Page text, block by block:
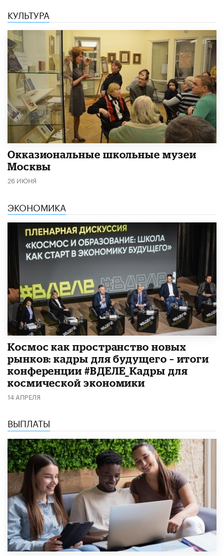
КУЛЬТУРА
​Окказиональные школьные музеи
Москвы
26 ИЮНЯ
ЭКОНОМИКА
Космос как пространство новых
рынков: кадры для будущего – итоги
конференции #ВДЕЛЕ_Кадры для
космической экономики
14 АПРЕЛЯ
ВЫПЛАТЫ